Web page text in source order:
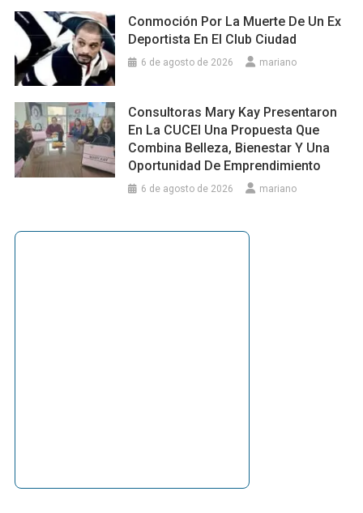
Conmoción Por La Muerte De Un Ex
Deportista En El Club Ciudad
6 de agosto de 2026 mariano
Consultoras Mary Kay Presentaron
En La CUCEI Una Propuesta Que
Combina Belleza, Bienestar Y Una
Oportunidad De Emprendimiento
6 de agosto de 2026 mariano